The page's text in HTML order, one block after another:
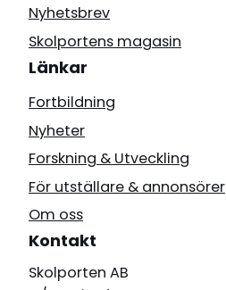
Nyhetsbrev
Skolportens magasin
Länkar
Fortbildning
Nyheter
Forskning & Utveckling
För utställare & annonsörer
Om oss
Kontakt
Skolporten AB